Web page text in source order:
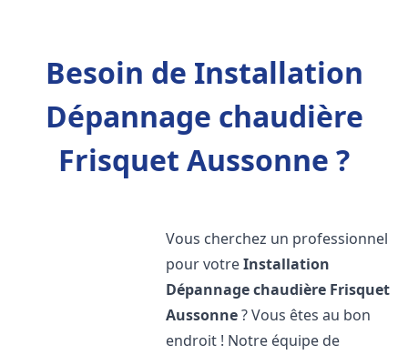
Besoin de Installation
Dépannage chaudière
Frisquet Aussonne ?
Vous cherchez un professionnel
pour votreInstallation
Dépannage chaudière Frisquet
Aussonne? Vous êtes au bon
endroit ! Notre équipe de